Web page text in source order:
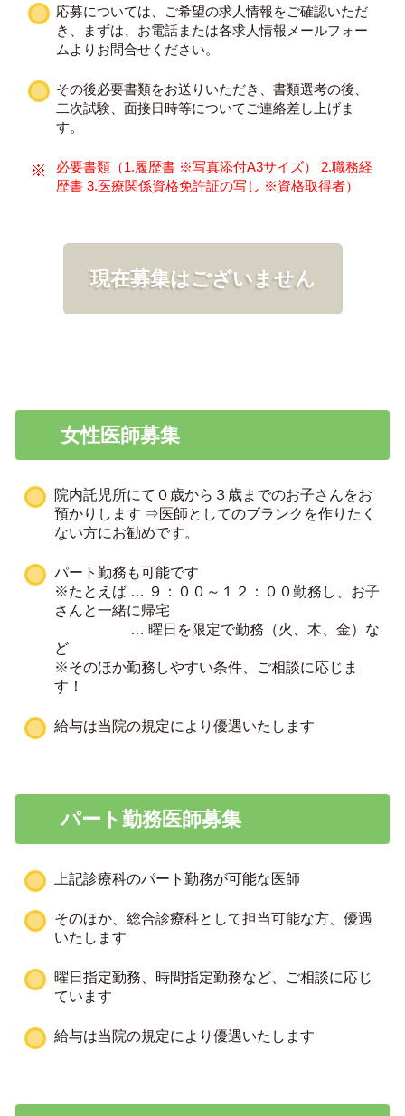
応募については、ご希望の求人情報をご確認いただ
き、まずは、お電話または各求人情報メールフォー
ムよりお問合せください。
その後必要書類をお送りいただき、書類選考の後、
二次試験、面接日時等についてご連絡差し上げま
す。
必要書類（1.履歴書 ※写真添付A3サイズ） 2.職務経
歴書 3.医療関係資格免許証の写し ※資格取得者）
現在募集はございません
女性医師募集
院内託児所にて０歳から３歳までのお子さんをお
預かりします ⇒医師としてのブランクを作りたく
ない方にお勧めです。
パート勤務も可能です
※たとえば … ９：００～１２：００勤務し、お子
さんと一緒に帰宅
… 曜日を限定で勤務（火、木、金）な
ど
※そのほか勤務しやすい条件、ご相談に応じま
す！
給与は当院の規定により優遇いたします
パート勤務医師募集
上記診療科のパート勤務が可能な医師
そのほか、総合診療科として担当可能な方、優遇
いたします
曜日指定勤務、時間指定勤務など、ご相談に応じ
ています
給与は当院の規定により優遇いたします